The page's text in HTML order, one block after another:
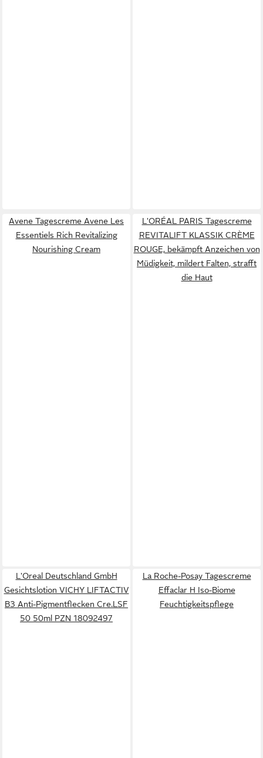
Avene Tagescreme Avene Les
Essentiels Rich Revitalizing
Nourishing Cream
L'ORÉAL PARIS Tagescreme
REVITALIFT KLASSIK CRÈME
ROUGE, bekämpft Anzeichen von
Müdigkeit, mildert Falten, strafft
die Haut
L'Oreal Deutschland GmbH
Gesichtslotion VICHY LIFTACTIV
B3 Anti-Pigmentflecken Cre.LSF
50 50ml PZN 18092497
La Roche-Posay Tagescreme
Effaclar H Iso-Biome
Feuchtigkeitspflege